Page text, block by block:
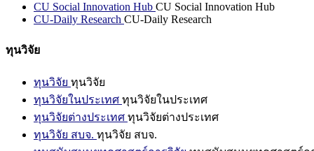
CU Social Innovation Hub CU Social Innovation Hub
CU-Daily Research CU-Daily Research
ทุนวิจัย
ทุนวิจัย ทุนวิจัย
ทุนวิจัยในประเทศ ทุนวิจัยในประเทศ
ทุนวิจัยต่างประเทศ ทุนวิจัยต่างประเทศ
ทุนวิจัย สบจ. ทุนวิจัย สบจ.